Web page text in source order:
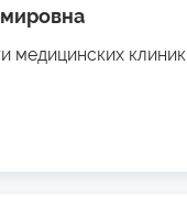
медицинских клиник